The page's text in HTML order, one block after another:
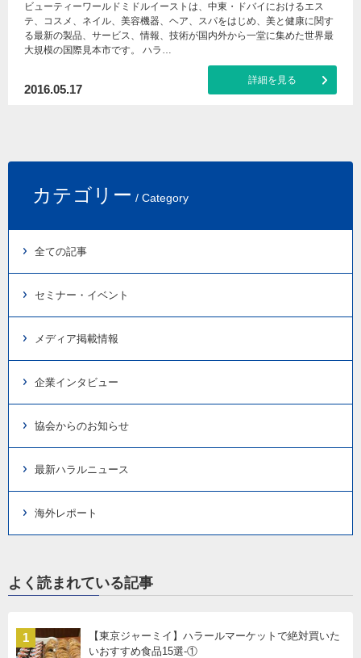
ビューティーワールドミドルイーストは、中東・ドバイにおけるエス
テ、コスメ、ネイル、美容機器、ヘア、スパをはじめ、美と健康に関す
る最新の製品、サービス、情報、技術が国内外から一堂に集めた世界最
大規模の国際見本市です。 ハラ…
2016.05.17
詳細を見る
カテゴリー / Category
全ての記事
セミナー・イベント
メディア掲載情報
企業インタビュー
協会からのお知らせ
最新ハラルニュース
海外レポート
よく読まれている記事
1
【東京ジャーミイ】ハラールマーケットで絶対買いた
いおすすめ食品15選-①